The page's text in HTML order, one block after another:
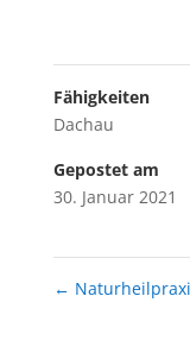
Fähigkeiten
Dachau
Gepostet am
30. Januar 2021
←